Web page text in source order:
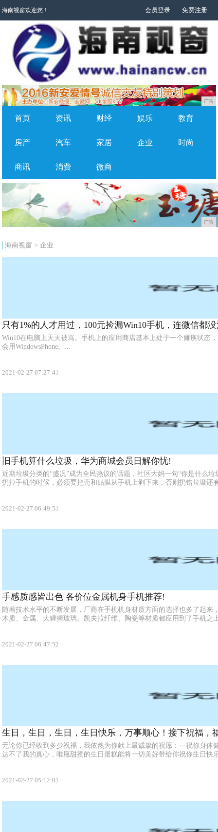
海南视窗欢迎您！ 会员登录 免费注册
广告
首页 资讯 财经 娱乐 教育
房产 汽车 家居 企业 时尚
商讯 消费 微商
广告
海南视窗 >企业
只有1%的人才用过，100元捡漏Win10手机，连微信都
Win10在电脑上天天被骂。手机上的应用商店基本上处于一个瘫痪状态
会用WindowsPhone。...
2021-02-27 07:27:41
旧手机算什么垃圾，华为商城会员日解你忧!
近期垃圾分类的“盛况”成为全民热议的话题，社区大妈一句“你是什么
扔掉手机的时候，必须要把壳和贴膜从手机上剥下来，否则扔错垃圾还
2021-02-27 06:49:51
手感质感皆出色 各价位金属机身手机推荐!
随着技术水平的不断发展，厂商在手机机身材质方面的选择也多了起来
木质、金属、大猩猩玻璃、凯夫拉纤维、陶瓷等材质都应用到了手机之
2021-02-27 06:47:52
生日，生日，生日，生日快乐，万事顺心！接下祝福，
无论你已经收到多少祝福，我依然为你献上最诚挚的祝愿：一祝你身体
达不了我的真心，唯愿甜蜜的生日蛋糕能将一切美好带给你祝你生日快
2021-02-27 05:12:01